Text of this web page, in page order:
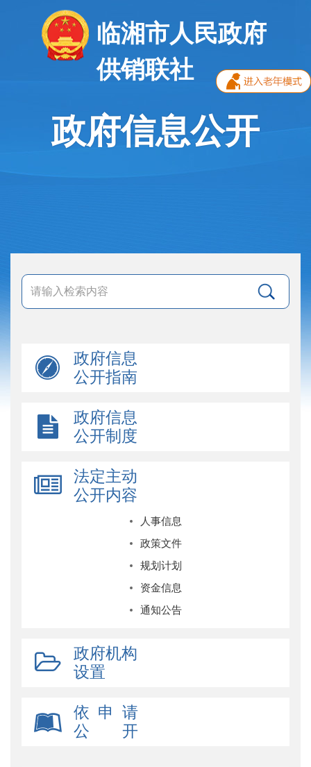
临湘市人民政府
供销联社
政府信息公开
政府信息
公开指南
政府信息
公开制度
法定主动
公开内容
人事信息
政策文件
规划计划
资金信息
通知公告
政府机构
设置
依 申 请
公 开